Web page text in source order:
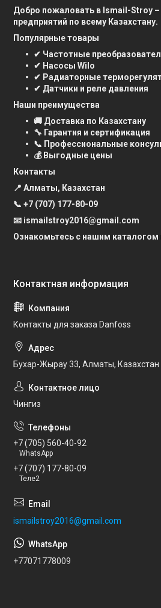
Добро пожаловать в Ismail-Stroy
предприятий по всему Казахстану.
Популярные товары
✔ Частотные
✔ Насосы Wilo
✔ Радиаторные
✔ Датчики и реле давления
Наши преимущества
🚚 Доставка по Казахстану
🔧 Гарантия и сертификация
📞 Профессиональные
💰 Выгодные цены
Контакты
📍 Алматы, Казахстан
📞 +7 (707) 177-80-09
📧 ismailstroy2016@gmail.com
Ознакомьтесь с нашим каталогом
Контакты для заказа Danfoss
Бухар-Жырау 33, Алматы, Казахстан
Чингиз
+7 (705) 560-40-92
WhatsApp
+7 (707) 177-80-09
Теле2
ismailstroy2016@gmail.com
+77071778009